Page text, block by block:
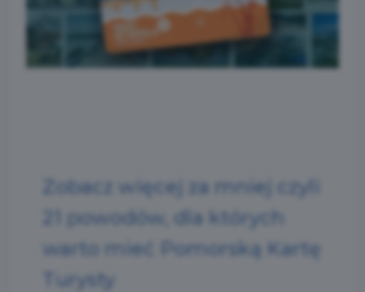
Zobacz więcej za mniej czyli
21 powodów, dla których
warto mieć Pomorską Kartę
Turysty